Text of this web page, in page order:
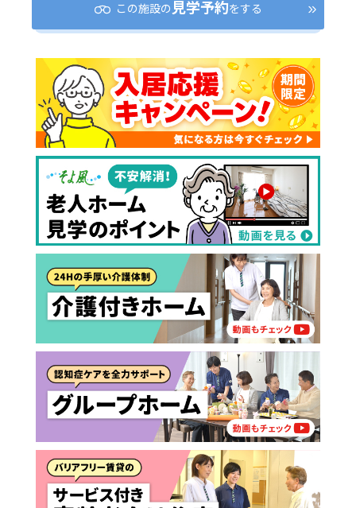
この施設の 見学予約をする
あなたに適しているのは?
介護保険サービスは20種類以上あり、それぞれ
用途やご利用目的が違います。
「どのサービスを使ったらいいのかわからな
い!」という方は、まずはどんなサービスがあ
なたに適しているのか簡単にチェックしてみま
しょう!最大4つの質問に答えていただくだけ
で、おすすめの介護保険サービスを紹介しま
す。
診断スタート
要介護認定を受け、要支援１～２、
要介護１～５、いずれかの判定を受
けていますか？
はい
いいえ or
非該当(自立)
と判定された
ご自宅で生活しながら介護サービス
を使いたいですか？
老人ホームなどの施設に移り住みた
いですか？
自宅で生活しながら
使いたい
施設へ移り住みたい
現在、日常生活を送るうえで誰かの
介護などサポートが必要ですか？
必要
必要ない
介護スタッフにご自宅に来てもらい
たいですか？
介護施設へ通いたいですか？
通いたい
来てもらいたい
認知症の診断を受けていますか？
または物忘れなど認知症の疑いはあ
りますか？
はい
いいえ
日帰りで使いたいですか？
一時的に宿泊したいですか？
日帰りで使いたい
一時的に宿泊したい
要支援１～２・要介護１～２です
か？
要介護３～５ですか？
要支援１～２
要介護１～２
要介護３～５